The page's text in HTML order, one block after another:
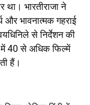
था। भारतीराजा ने
और भावनात्मक गहराई
से निर्देशन की
40 से अधिक फिल्में
हैं।